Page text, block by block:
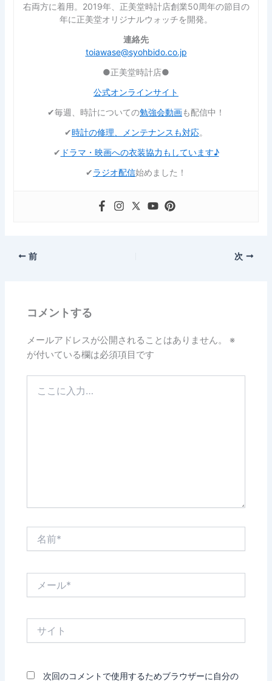
右両方に着用。2019年、正美堂時計店創業50周年の節目の
年に正美堂オリジナルウォッチを開発。
連絡先
toiawase@syohbido.co.jp
●正美堂時計店●
公式オンラインサイト
✔︎毎週、時計についての勉強会動画も配信中！
✔︎時計の修理、メンテナンスも対応。
✔︎ ドラマ・映画への衣装協力もしています♪
✔︎ラジオ配信始めました！
前 次
コメントする
メールアドレスが公開されることはありません。
※
が付いている欄は必須項目です
次回のコメントで使用するためブラウザーに自分の